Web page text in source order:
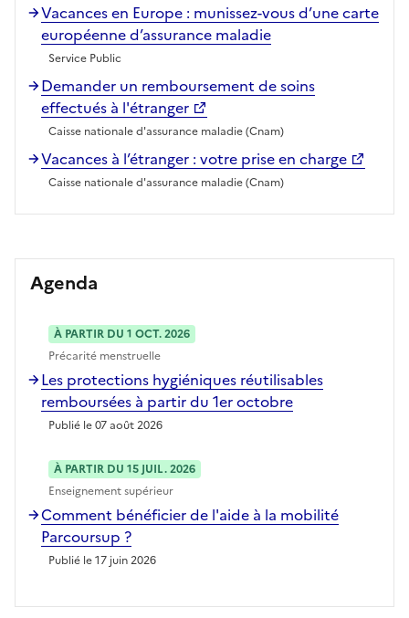
Vacances en Europe : munissez-vous d’une carte
européenne d’assurance maladie
Service Public
Demander un remboursement de soins
effectués à l'étranger
Caisse nationale d'assurance maladie (Cnam)
Vacances à l’étranger : votre prise en charge
Caisse nationale d'assurance maladie (Cnam)
Agenda
À PARTIR DU 1 OCT. 2026
Précarité menstruelle
Les protections hygiéniques réutilisables
remboursées à partir du 1er octobre
Publié le 07 août 2026
À PARTIR DU 15 JUIL. 2026
Enseignement supérieur
Comment bénéficier de l'aide à la mobilité
Parcoursup ?
Publié le 17 juin 2026